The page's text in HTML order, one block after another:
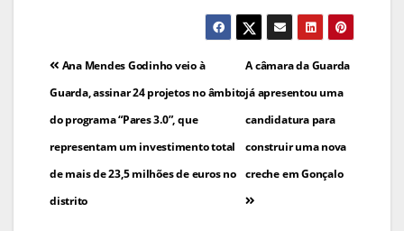
Navegação
de
artigos
A câmara da Guarda
já apresentou uma
candidatura para
construir uma nova
creche em Gonçalo
Ana Mendes Godinho veio à
Guarda, assinar 24 projetos no âmbito
do programa “Pares 3.0”, que
representam um investimento total
de mais de 23,5 milhões de euros no
distrito